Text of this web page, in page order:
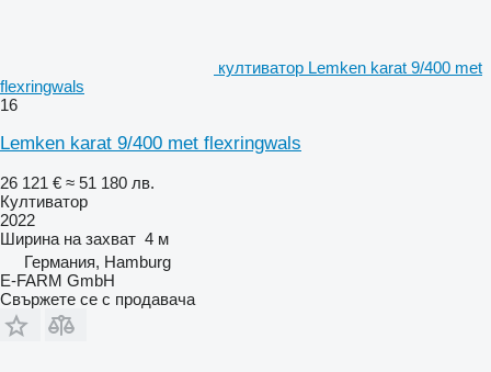
култиватор Lemken karat 9/400 met
flexringwals
16
Lemken karat 9/400 met flexringwals
26 121 € ≈ 51 180 лв.
Култиватор
2022
Ширина на захват 4 м
Германия, Hamburg
E-FARM GmbH
Свържете се с продавача